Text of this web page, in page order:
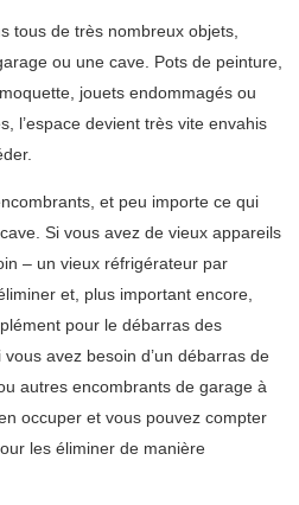
tous de très nombreux objets,
ou une cave. Pots de peinture,
jouets endommagés ou
l’espace devient très vite envahis
et peu importe ce qui
Si vous avez de vieux appareils
– un vieux réfrigérateur par
et, plus important encore,
pour le débarras des
avez besoin d’un débarras de
autres encombrants de garage à
occuper et vous pouvez compter
les éliminer de manière